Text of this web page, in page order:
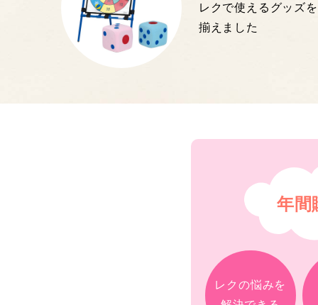
レクで使えるグッズを
揃えました
年間
レクの悩みを